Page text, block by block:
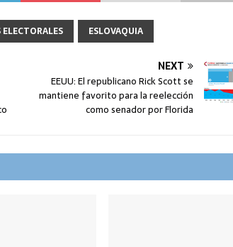
ELECTORALES ESLOVAQUIA
NEXT
EEUU: El republicano Rick Scott se
mantiene favorito para la reelección
como senador por Florida